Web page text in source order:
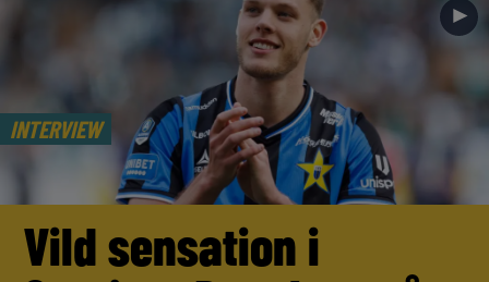
INTERVIEW
►
Vild sensation i